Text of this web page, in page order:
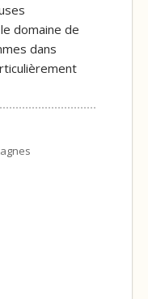
domaine de
dans